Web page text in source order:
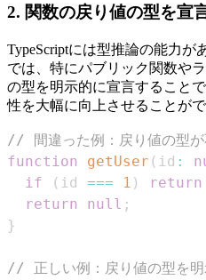
2. 関数の戻り値の型を宣
TypeScriptには型推論の能力が
では、特にパブリック関数や
の型を明示的に宣言すること
性を大幅に向上させることがで
// 間違った例：戻り値の型が
function
getUser ( id :
if
( id === 1 ) return
return
null ;
}
// 正しい例：戻り値の型を明